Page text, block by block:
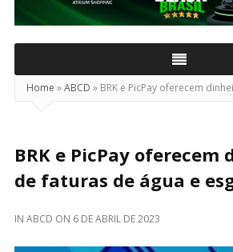
Home »ABCD » BRK e PicPay oferecem
BRK e PicPay
de faturas de água e
IN ABCD ON 6 DE ABRIL DE 2023